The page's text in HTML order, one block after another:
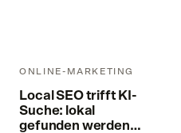
ONLINE-MARKETING
Local SEO trifft KI-
Suche: lokal
gefunden werden